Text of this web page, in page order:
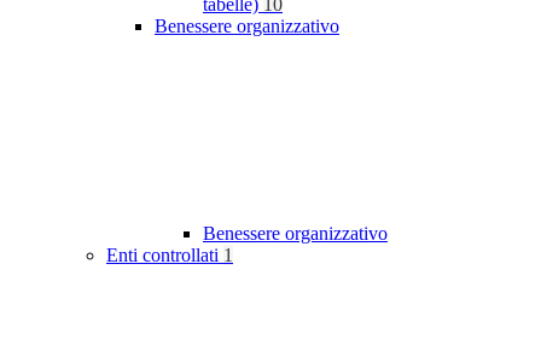
tabelle)
10
Benessere organizzativo
Benessere organizzativo
Enti controllati 1